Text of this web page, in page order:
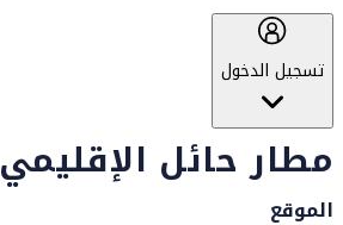
تسجيل الدخول
مطار حائل الإقليمي
الموقع